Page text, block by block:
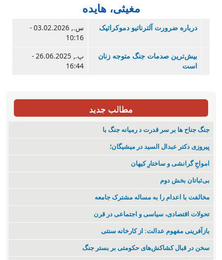
مغیثی، هایده
درباره ضرورت آلترناتیو دموکراتیک
س., 03.02.2026 -
10:16
بیش‌ترین صدمات جنگ متوجه زنان
است
پ., 26.06.2025 -
16:44
مطالب جدید
جنگ جناح ها بر سر قدرت د رمیانە جنگ با
پیروزی دکتر عبدال السید در میشیگان؛
‌امواجِ گرانشی و ساختارِ کیهان
بی‌ثباتان بخش دوم
مخالفت با اعدام را به مساله مشترک جامعه
تحولات اقتصادی، سیاسی و اجتماعی در قرن
بازآفرینی مفهوم عدالت: از کارخانه سنتی
سخن در قبال کشاکش‌های حکومتی بر بستر جنگ